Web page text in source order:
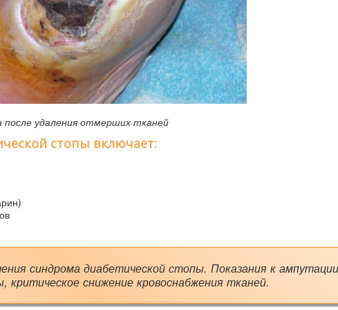
после удаления отмерших тканей
стопы включает:
синдрома диабетической стопы. Показания к
критическое снижение кровоснабжения тканей.